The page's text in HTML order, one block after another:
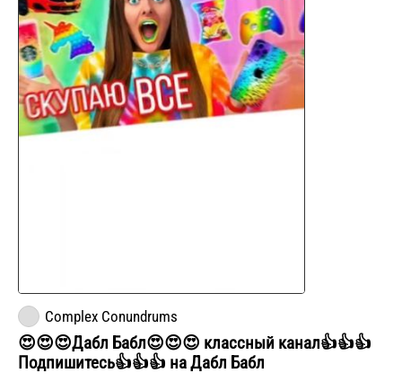
Complex Conundrums
😍😍😍Дабл Бабл😍😍😍 классный канал👍👍👍
Подпишитесь👍👍👍 на Дабл Бабл